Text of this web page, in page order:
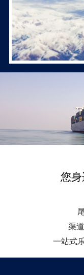
您
渠
一站式